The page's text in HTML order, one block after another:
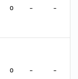
0 - -
0 - -